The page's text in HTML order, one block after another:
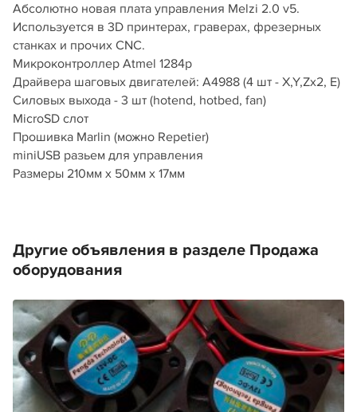
Абсолютно новая плата управления Melzi 2.0 v5.
Используется в 3D принтерах, граверах, фрезерных
станках и прочих CNC.
Микроконтроллер Atmel 1284p
Драйвера шаговых двигателей: A4988 (4 шт - X,Y,Zx2, E)
Силовых выхода - 3 шт (hotend, hotbed, fan)
MicroSD слот
Прошивка Marlin (можно Repetier)
miniUSB разьем для управления
Размеры 210мм x 50мм x 17мм
Другие объявления в разделе Продажа
оборудования